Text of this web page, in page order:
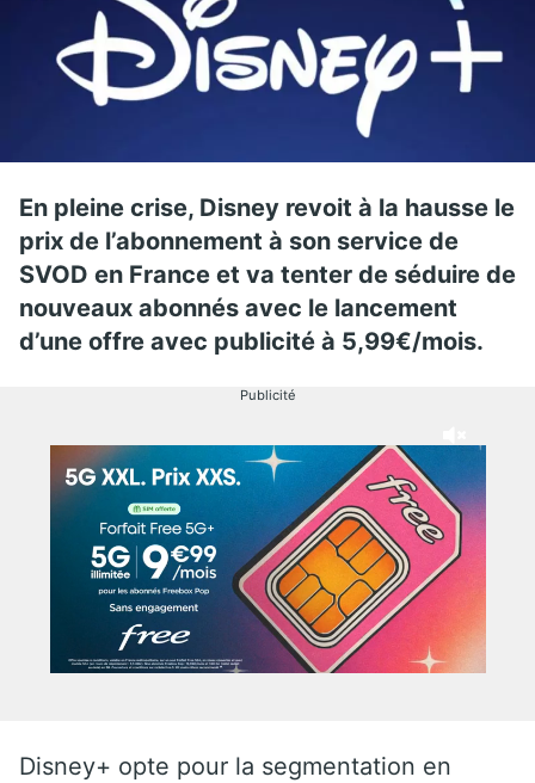
En pleine crise, Disney revoit à la hausse le
prix de l’abonnement à son service de
SVOD en France et va tenter de séduire de
nouveaux abonnés avec le lancement
d’une offre avec publicité à 5,99€/mois.
Publicité
Disney+ opte pour la segmentation en